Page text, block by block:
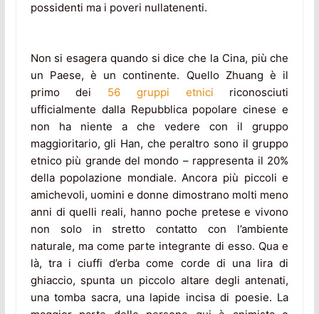
possidenti ma i poveri nullatenenti.
Non si esagera quando si dice che la Cina, più che
un Paese, è un continente. Quello Zhuang è il
primo dei 56 gruppi etnici riconosciuti
ufficialmente dalla Repubblica popolare cinese e
non ha niente a che vedere con il gruppo
maggioritario, gli Han, che peraltro sono il gruppo
etnico più grande del mondo – rappresenta il 20%
della popolazione mondiale. Ancora più piccoli e
amichevoli, uomini e donne dimostrano molti meno
anni di quelli reali, hanno poche pretese e vivono
non solo in stretto contatto con l’ambiente
naturale, ma come parte integrante di esso. Qua e
là, tra i ciuffi d’erba come corde di una lira di
ghiaccio, spunta un piccolo altare degli antenati,
una tomba sacra, una lapide incisa di poesie. La